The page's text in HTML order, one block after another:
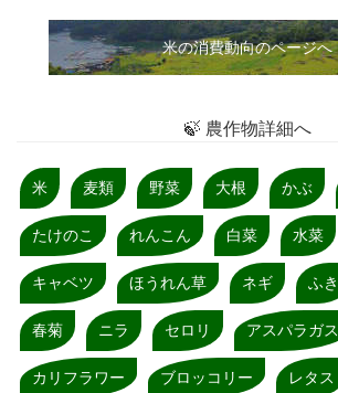
米の消費動向のページへ
🍃 農作物詳細へ
米 麦類 野菜 大根 かぶ
たけのこ れんこん 白菜 水菜
キャベツ ほうれん草 ネギ ふき
春菊 ニラ セロリ アスパラガス
カリフラワー ブロッコリー レタス